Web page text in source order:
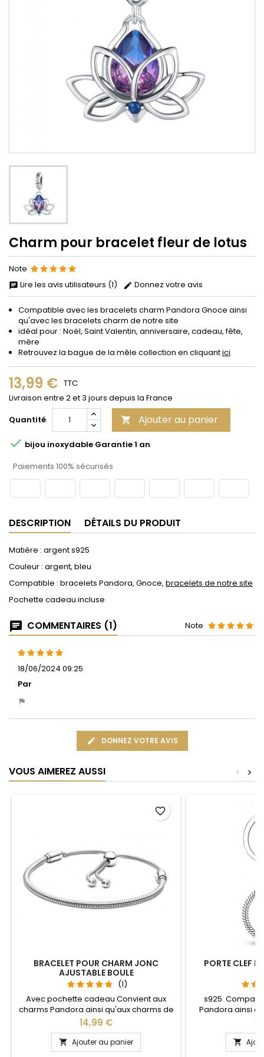
Charm pour bracelet fleur de lotus
Note
Lire les avis utilisateurs (1)
Donnez votre avis
Compatible avec les bracelets charm Pandora Gnoce ainsi
qu'avec les bracelets charm de notre site
idéal pour : Noël, Saint Valentin, anniversaire, cadeau, fête,
mère
Retrouvez la bague de la mêle collection en cliquantici
13,99 € TTC
Livraison entre 2 et 3 jours depuis la France
Quantité
 Ajouter au panier
 bijou inoxydable Garantie 1 an
Paiements 100% sécurisés
DESCRIPTION DÉTAILS DU PRODUIT
Matière : argent s925
Couleur : argent, bleu
Compatible : bracelets Pandora, Gnoce, bracelets de notre site
Pochette cadeau incluse
COMMENTAIRES (1) Note
18/06/2024 09:25
Par
DONNEZ VOTRE AVIS
VOUS AIMEREZ AUSSI >
<
BRACELET POUR CHARM JONC
AJUSTABLE BOULE
(1)
Avec pochette cadeau Convient aux
charms Pandora ainsi qu'aux charms de
notre site idéal pour : Noël, Saint Valentin,
anniversaire, anniversaire de mariage La
partie ajustable se détache d'un coté
pour passer les charms par simple
Prix
14,99 €
 Ajouter au panier
favorite_border
PORTE CLEF
s925
Pandora ainsi
notre site idéal
anniversaire,
L'ouverture
niveau
